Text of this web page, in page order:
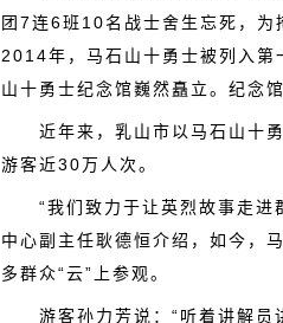
团7连6班10名战士舍生忘死，为
2014年，马石山十勇士被列入第
山十勇士纪念馆巍然矗立。纪念
近年来，乳山市以马石山十
游客近30万人次。
“我们致力于让英烈故事走
中心副主任耿德恒介绍，如今，
多群众“云”上参观。
游客孙力芳说：“听着讲解